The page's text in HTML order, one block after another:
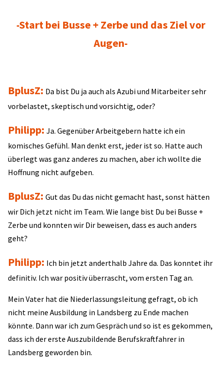
-Start bei Busse + Zerbe und das Ziel vor
Augen-
BplusZ: Da bist Du ja auch als Azubi und Mitarbeiter sehr
vorbelastet, skeptisch und vorsichtig, oder?
Philipp: Ja. Gegenüber Arbeitgebern hatte ich ein
komisches Gefühl. Man denkt erst, jeder ist so. Hatte auch
überlegt was ganz anderes zu machen, aber ich wollte die
Hoffnung nicht aufgeben.
BplusZ: Gut das Du das nicht gemacht hast, sonst hätten
wir Dich jetzt nicht im Team. Wie lange bist Du bei Busse +
Zerbe und konnten wir Dir beweisen, dass es auch anders
geht?
Philipp: Ich bin jetzt anderthalb Jahre da. Das konntet ihr
definitiv. Ich war positiv überrascht, vom ersten Tag an.
Mein Vater hat die Niederlassungsleitung gefragt, ob ich
nicht meine Ausbildung in Landsberg zu Ende machen
könnte. Dann war ich zum Gespräch und so ist es gekommen,
dass ich der erste Auszubildende Berufskraftfahrer in
Landsberg geworden bin.